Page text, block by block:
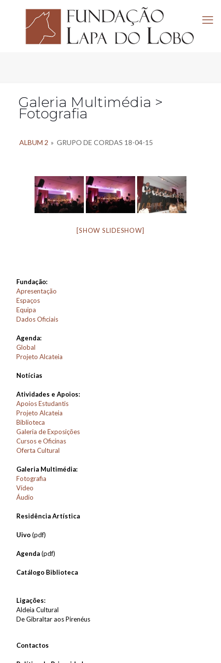
Galeria Multimédia >
Fotografia
ALBUM 2 » GRUPO DE CORDAS 18-04-15
[SHOW SLIDESHOW]
Fundação:
Apresentação
Espaços
Equipa
Dados Oficiais
Agenda:
Global
Projeto Alcateia
Notícias
Atividades e Apoios:
Apoios Estudantis
Projeto Alcateia
Biblioteca
Galeria de Exposições
Cursos e Oficinas
Oferta Cultural
Galeria Multimédia:
Fotografia
Vídeo
Áudio
Residência Artística
Uivo(pdf)
Agenda(pdf)
Catálogo Biblioteca
Ligações:
Aldeia Cultural
De Gibraltar aos Pirenéus
Contactos